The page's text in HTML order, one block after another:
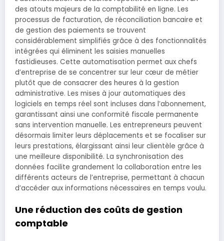
des atouts majeurs de la comptabilité en ligne. Les
processus de facturation, de réconciliation bancaire et
de gestion des paiements se trouvent
considérablement simplifiés grâce à des fonctionnalités
intégrées qui éliminent les saisies manuelles
fastidieuses. Cette automatisation permet aux chefs
d’entreprise de se concentrer sur leur cœur de métier
plutôt que de consacrer des heures à la gestion
administrative. Les mises à jour automatiques des
logiciels en temps réel sont incluses dans l’abonnement,
garantissant ainsi une conformité fiscale permanente
sans intervention manuelle. Les entrepreneurs peuvent
désormais limiter leurs déplacements et se focaliser sur
leurs prestations, élargissant ainsi leur clientèle grâce à
une meilleure disponibilité. La synchronisation des
données facilite grandement la collaboration entre les
différents acteurs de l’entreprise, permettant à chacun
d’accéder aux informations nécessaires en temps voulu.
Une réduction des coûts de gestion
comptable